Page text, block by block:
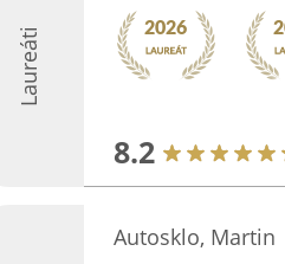
Laureáti
8.2
Autosklo, Martin